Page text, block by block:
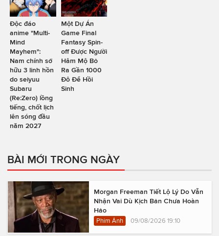
Độc đáo
anime "Multi-
Mind
Mayhem":
Nam chính sở
hữu 3 linh hồn
do seiyuu
Subaru
(Re:Zero) lồng
tiếng, chốt lịch
lên sóng đầu
năm 2027
Một Dự Án
Game Final
Fantasy Spin-
off Được Người
Hâm Mộ Bỏ
Ra Gần 1000
Đô Để Hồi
Sinh
BÀI MỚI TRONG NGÀY
Morgan Freeman Tiết Lộ Lý Do Vẫn
Nhận Vai Dù Kịch Bản Chưa Hoàn
Hảo
Phim Ảnh 09/08/2026 19:10